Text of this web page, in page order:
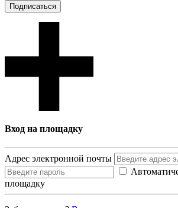
Подписаться
Вход на площадку
Адрес электронной почты
площадку